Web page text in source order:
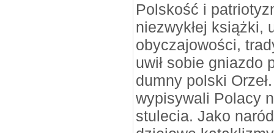
Polskość i
niezwykłej książki,
obyczajowości,
uwił sobie gniazdo
dumny polski
wypisywali Polacy
stulecia. Jako